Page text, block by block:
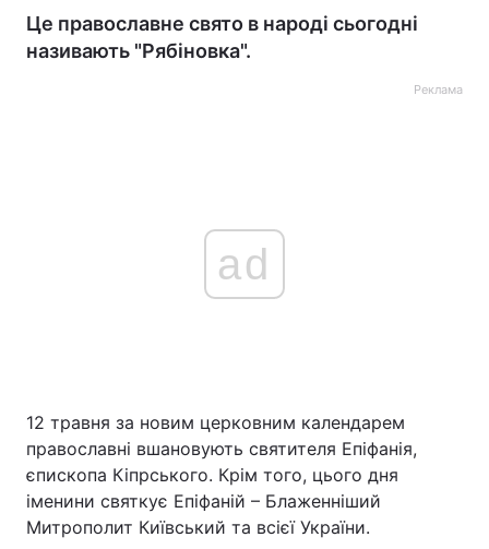
Головна Війна
Політика
Економіка Світ
Це православне свято в народі сьогодні
називають "Рябіновка".
Реклама
ad
12 травня за новим церковним календарем
православні вшановують святителя Епіфанія,
єпископа Кіпрського. Крім того, цього дня
іменини святкує Епіфаній – Блаженніший
Митрополит Київський та всієї України.